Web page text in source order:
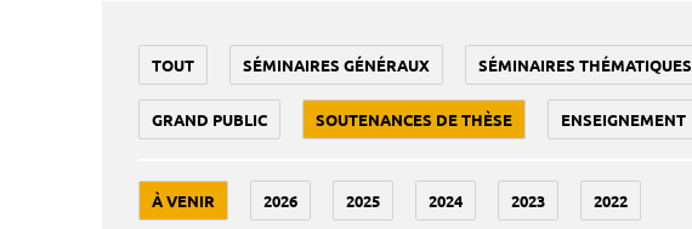
TOUT SÉMINAIRES GÉNÉRAUX SÉMINAIRES THÉMATIQUES
GRAND PUBLIC SOUTENANCES DE THÈSE ENSEIGNEMENT
À VENIR 2026 2025 2024 2023 2022